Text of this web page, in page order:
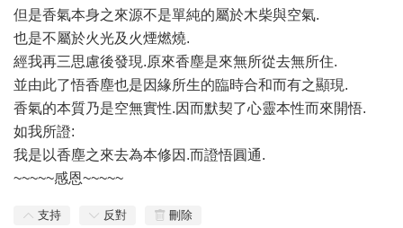
但是香氣本身之來源不是單純的屬於木柴與空氣.
也是不屬於火光及火煙燃燒.
經我再三思慮後發現.原來香塵是來無所從去無所住.
並由此了悟香塵也是因緣所生的臨時合和而有之顯現.
香氣的本質乃是空無實性.因而默契了心靈本性而來開悟.
如我所證:
我是以香塵之來去為本修因.而證悟圓通.
~~~~~感恩~~~~~
支持 反對 刪除